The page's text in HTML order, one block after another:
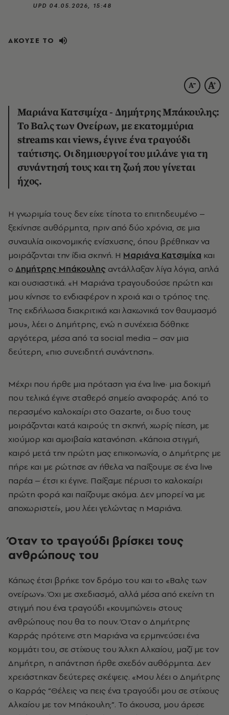
UPD 04.05.2026, 15:48
ΑΚΟΥΣΕ ΤΟ
Μαριάνα Κατσιμίχα - Δημήτρης Μπάκουλης:
Το Βαλς των Ονείρων, με εκατομμύρια
streams και views, έγινε ένα τραγούδι
ταύτισης. Οι δημιουργοί του μιλάνε για τη
συνάντησή τους και τη ζωή που γίνεται
ήχος.
Η γνωριμία τους δεν είχε τίποτα το επιτηδευμένο –
ξεκίνησε αυθόρμητα, πριν από δύο χρόνια, σε μια
συναυλία οικονομικής ενίσχυσης, όπου βρέθηκαν να
μοιράζονται την ίδια σκηνή. Η Μαριάνα Κατσιμίχα και
ο Δημήτρης Μπάκουλης αντάλλαξαν λίγα λόγια, απλά
και ουσιαστικά. «Η Μαριάνα τραγουδούσε πρώτη και
μου κίνησε το ενδιαφέρον η χροιά και ο τρόπος της.
Της εκδήλωσα διακριτικά και λακωνικά τον θαυμασμό
μου», λέει ο Δημήτρης, ενώ η συνέχεια δόθηκε
αργότερα, μέσα από τα social media – σαν μια
δεύτερη, «πιο συνειδητή συνάντηση».
Μέχρι που ήρθε μια πρόταση για ένα live· μια δοκιμή
που τελικά έγινε σταθερό σημείο αναφοράς. Από το
περασμένο καλοκαίρι στο Gazarte, οι δυο τους
μοιράζονται κατά καιρούς τη σκηνή, χωρίς πίεση, με
χιούμορ και αμοιβαία κατανόηση. «Κάποια στιγμή,
καιρό μετά την πρώτη μας επικοινωνία, ο Δημήτρης με
πήρε και με ρώτησε αν ήθελα να παίξουμε σε ένα live
παρέα – έτσι κι έγινε. Παίξαμε πέρυσι το καλοκαίρι
πρώτη φορά και παίζουμε ακόμα. Δεν μπορεί να με
αποχωριστεί», μου λέει γελώντας η Μαριάνα.
Όταν το τραγούδι βρίσκει τους
ανθρώπους του
Κάπως έτσι βρήκε τον δρόμο του και το «Βαλς των
ονείρων». Όχι με σχεδιασμό, αλλά μέσα από εκείνη τη
στιγμή που ένα τραγούδι «κουμπώνει» στους
ανθρώπους που θα το πουν. Όταν ο Δημήτρης
Καρράς πρότεινε στη Μαριάνα να ερμηνεύσει ένα
κομμάτι του, σε στίχους του Άλκη Αλκαίου, μαζί με τον
Δημήτρη, η απάντηση ήρθε σχεδόν αυθόρμητα. Δεν
χρειάστηκαν δεύτερες σκέψεις. «Μου λέει ο Δημήτρης
ο Καρράς “Θέλεις να πεις ένα τραγούδι μου σε στίχους
Αλκαίου με τον Μπάκουλη;”. Το άκουσα, μου άρεσε